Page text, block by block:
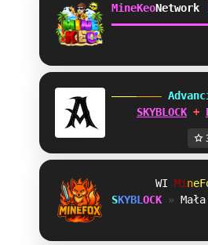
MineKeoNetwork
━━━━━━━━━━━━━━━
SKYBLOCK +
JS Mi neF
SKYBL OCK »